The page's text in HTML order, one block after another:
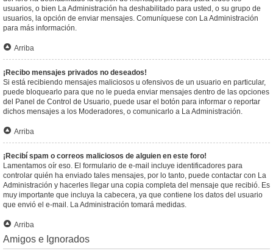
usuarios, o bien La Administración ha deshabilitado para usted, o su grupo de
usuarios, la opción de enviar mensajes. Comuníquese con La Administración
para más información.
Arriba
¡Recibo mensajes privados no deseados!
Si está recibiendo mensajes maliciosos u ofensivos de un usuario en particular,
puede bloquearlo para que no le pueda enviar mensajes dentro de las opciones
del Panel de Control de Usuario, puede usar el botón para informar o reportar
dichos mensajes a los Moderadores, o comunicarlo a La Administración.
Arriba
¡Recibí spam o correos maliciosos de alguien en este foro!
Lamentamos oír eso. El formulario de e-mail incluye identificadores para
controlar quién ha enviado tales mensajes, por lo tanto, puede contactar con La
Administración y hacerles llegar una copia completa del mensaje que recibió. Es
muy importante que incluya la cabecera, ya que contiene los datos del usuario
que envió el e-mail. La Administración tomará medidas.
Arriba
Amigos e Ignorados